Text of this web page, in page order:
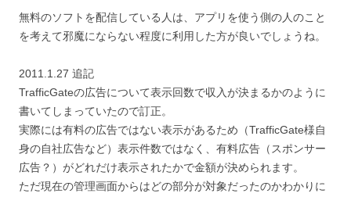
無料のソフトを配信している人は、アプリを使う側の人のこと
を考えて邪魔にならない程度に利用した方が良いでしょうね。
2011.1.27 追記
TrafficGateの広告について表示回数で収入が決まるかのように
書いてしまっていたので訂正。
実際には有料の広告ではない表示があるため（TrafficGate様自
身の自社広告など）表示件数ではなく、有料広告（スポンサー
広告？）がどれだけ表示されたかで金額が決められます。
ただ現在の管理画面からはどの部分が対象だったのかわかりに